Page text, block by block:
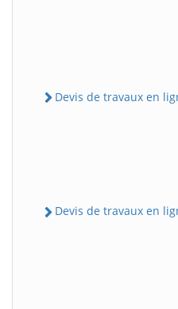
Devis de travaux en
Devis de travaux en